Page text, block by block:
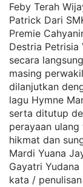
Feby Terah
Patrick Dari
Premie
Destria Petrisia
secara
masing
dilanjutkan
lagu Hymne
serta ditutup
perayaan
hikmat dan
Mardi Yuana
Gayatri
kata /